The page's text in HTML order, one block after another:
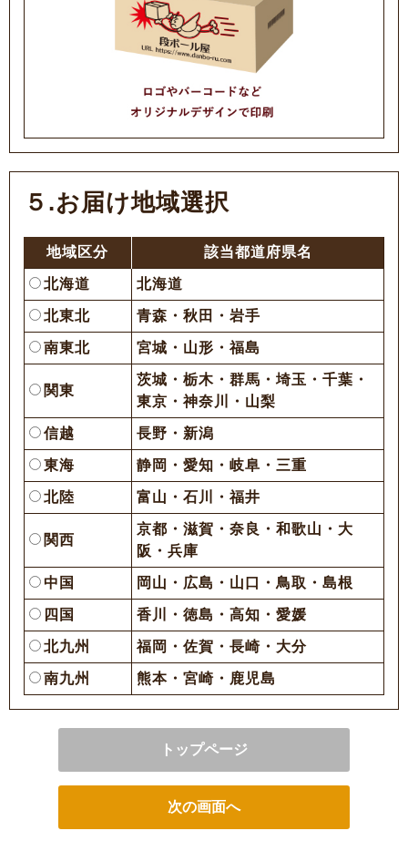
５.お届け地域選択
地域区分 該当都道府県名
北海道 北海道
北東北 青森・秋田・岩手
南東北 宮城・山形・福島
関東
茨城・栃木・群馬・埼玉・千葉・
東京・神奈川・山梨
信越 長野・新潟
東海 静岡・愛知・岐阜・三重
北陸 富山・石川・福井
関西
京都・滋賀・奈良・和歌山・大
阪・兵庫
中国 岡山・広島・山口・鳥取・島根
四国 香川・徳島・高知・愛媛
北九州 福岡・佐賀・長崎・大分
南九州 熊本・宮崎・鹿児島